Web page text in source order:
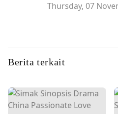
Thursday, 07
Berita terkait